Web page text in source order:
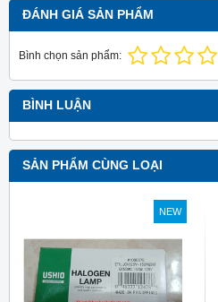
ĐÁNH GIÁ SẢN PHẨM
Bình chọn sản phẩm:
BÌNH LUẬN
SẢN PHẨM CÙNG LOẠI
NEW